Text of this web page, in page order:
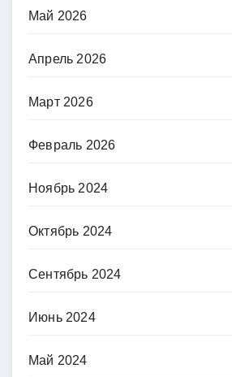
Май 2026
Апрель 2026
Март 2026
Февраль 2026
Ноябрь 2024
Октябрь 2024
Сентябрь 2024
Июнь 2024
Май 2024